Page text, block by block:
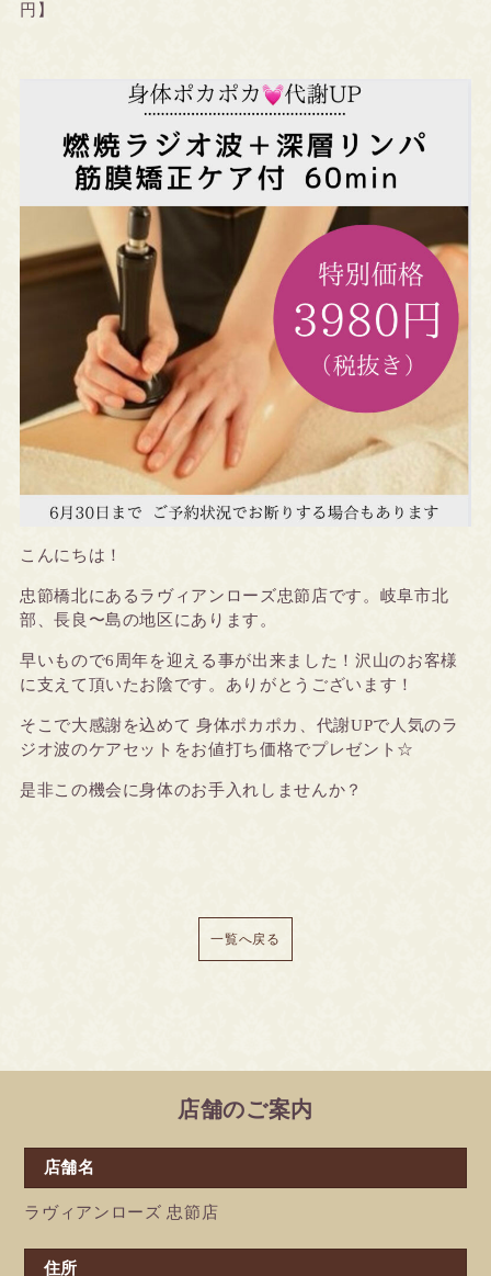
円】
こんにちは！
忠節橋北にあるラヴィアンローズ忠節店です。 岐阜市北
部、長良〜島の地区にあります。
早いもので6周年を迎える事が出来ました！沢山のお客様
に支えて頂いたお陰です。ありがとうございます！
そこで大感謝を込めて 身体ポカポカ、代謝UPで人気のラ
ジオ波のケアセットをお値打ち価格でプレゼント☆
是非この機会に身体のお手入れしませんか？
一覧へ戻る
店舗のご案内
店舗名
ラヴィアンローズ 忠節店
住所